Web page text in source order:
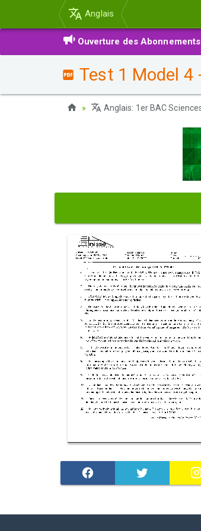
Anglais
Ouverture des
Test 1 Model 4
Anglais: 1er BAC